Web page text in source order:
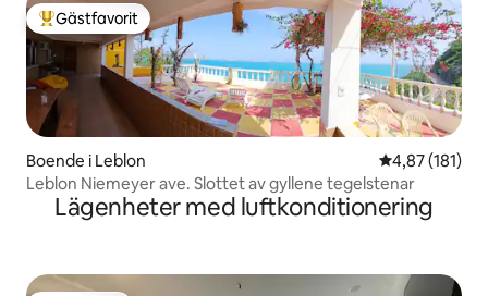
Populär gästfavorit
Gästfavorit
Boende i Leblon 4,87 av 5 i
4,87 (181)
Leblon Niemeyer ave. Slottet av gyllene tegelstenar
Lägenheter med luftkonditionering